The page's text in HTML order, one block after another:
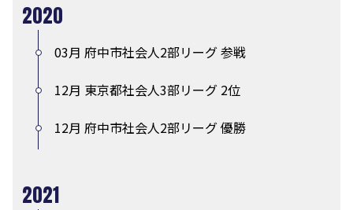
2020
03月 府中市社会人2部リーグ 参戦
12月 東京都社会人3部リーグ 2位
12月 府中市社会人2部リーグ 優勝
2021